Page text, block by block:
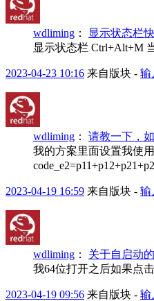
wdliming ：
显示状态栏
显示状态栏 Ctrl+Alt+M
2023-04-23 10:16 来自版块 - 输
wdliming ： 请教一下，
我的方案里面设置我使
2023-04-19 16:59 来自版块 - 输
wdliming ： 关于自启动
我64位打开之后如果点
2023-04-19 09:56 来自版块 - 输